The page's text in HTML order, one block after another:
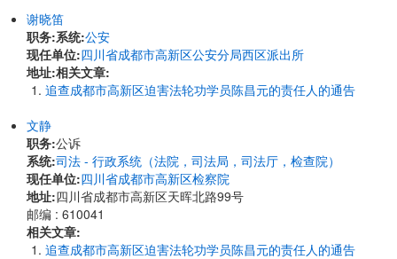
谢晓笛
职务:系统:公安
现任单位:四川省成都市高新区公安分局西区派出所
地址:相关文章:
追查成都市高新区迫害法轮功学员陈昌元的责任人的通告
文静
职务:公诉
系统:司法 - 行政系统（法院，司法局，司法厅，检查院）
现任单位:四川省成都市高新区检察院
地址:四川省成都市高新区天晖北路99号
邮编 : 610041
相关文章:
追查成都市高新区迫害法轮功学员陈昌元的责任人的通告